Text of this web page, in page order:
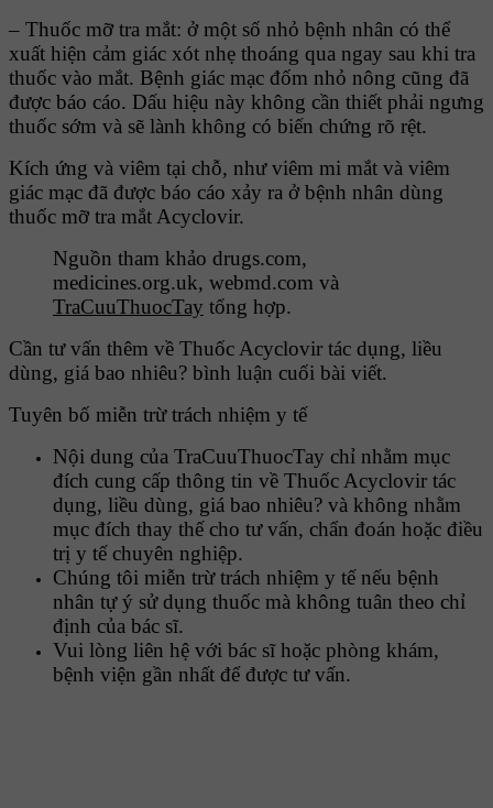
– Thuốc mỡ tra mắt: ở một số nhỏ bệnh nhân có thể
xuất hiện cảm giác xót nhẹ thoáng qua ngay sau khi tra
thuốc vào mắt. Bệnh giác mạc đốm nhỏ nông cũng đã
được báo cáo. Dấu hiệu này không cần thiết phải ngưng
thuốc sớm và sẽ lành không có biến chứng rõ rệt.
Kích ứng và viêm tại chỗ, như viêm mi mắt và viêm
giác mạc đã được báo cáo xảy ra ở bệnh nhân dùng
thuốc mỡ tra mắt Acyclovir.
Nguồn tham khảo drugs.com,
medicines.org.uk, webmd.com và
TraCuuThuocTay tổng hợp.
Cần tư vấn thêm về Thuốc Acyclovir tác dụng, liều
dùng, giá bao nhiêu? bình luận cuối bài viết.
Tuyên bố miễn trừ trách nhiệm y tế
Nội dung của TraCuuThuocTay chỉ nhằm mục
đích cung cấp thông tin về Thuốc Acyclovir tác
dụng, liều dùng, giá bao nhiêu? và không nhằm
mục đích thay thế cho tư vấn, chẩn đoán hoặc điều
trị y tế chuyên nghiệp.
Chúng tôi miễn trừ trách nhiệm y tế nếu bệnh
nhân tự ý sử dụng thuốc mà không tuân theo chỉ
định của bác sĩ.
Vui lòng liên hệ với bác sĩ hoặc phòng khám,
bệnh viện gần nhất để được tư vấn.